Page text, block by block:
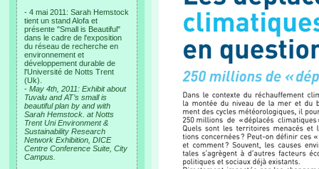
- 4 mai 2011: Sarah Hemstock
tient un stand Alofa et
présente "Small is Beautiful"
dans le cadre de l'exposition
du réseau de recherche en
environnement et
développement durable de
l'Université de Notts Trent
(Uk).
- May 4th, 2011: Exhibit about
Tuvalu and AT’s small is
beautiful plan by and with
Sarah Hemstock. at Notts
Trent Uni Environment &
Sustainability Research
Network Exhibition, DICE
Centre Conference Suite, City
Campus.